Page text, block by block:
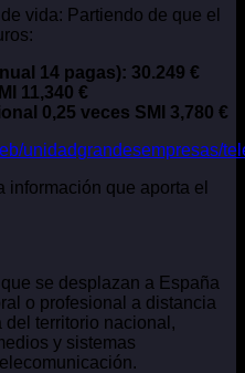
vida: Partiendo de que el
14 pagas): 30.249 €
11,340 €
0,25 veces SMI 3,780 €
unidadgrandesempresas/
que aporta el
se desplazan a España
o profesional a distancia
del territorio nacional,
y sistemas